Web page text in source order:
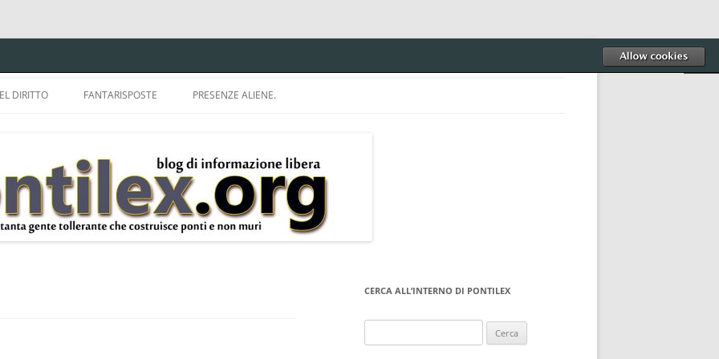
DIRITTO
DELLA LDA 633.
E
FANTARISPOSTE PRESENZE ALIENE.
CERCA ALL’INTERNO DI PONTILEX
per: